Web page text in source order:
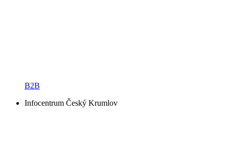
B2B
Infocentrum Český Krumlov